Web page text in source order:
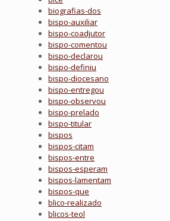
biografias-dos
bispo-auxiliar
bispo-coadjutor
bispo-comentou
bispo-declarou
bispo-definiu
bispo-diocesano
bispo-entregou
bispo-observou
bispo-prelado
bispo-titular
bispos
bispos-citam
bispos-entre
bispos-esperam
bispos-lamentam
bispos-que
blico-realizado
blicos-teol